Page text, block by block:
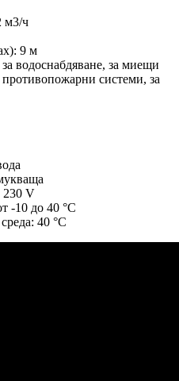
м3/ч
9 м
водоснабдяване, за миещи
противопожарни системи, за
230 V
-10 до 40 °C
40 °C